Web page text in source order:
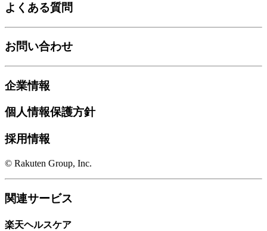
よくある質問
お問い合わせ
企業情報
個人情報保護方針
採用情報
© Rakuten Group, Inc.
関連サービス
楽天ヘルスケア